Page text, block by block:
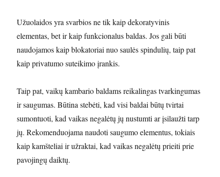
Užuolaidos yra svarbios ne tik kaip dekoratyvinis
elementas, bet ir kaip funkcionalus baldas. Jos gali būti
naudojamos kaip blokatoriai nuo saulės spindulių, taip pat
kaip privatumo suteikimo įrankis.
Taip pat, vaikų kambario baldams reikalingas tvarkingumas
ir saugumas. Būtina stebėti, kad visi baldai būtų tvirtai
sumontuoti, kad vaikas negalėtų jų nustumti ar įsilaužti tarp
jų. Rekomenduojama naudoti saugumo elementus, tokiais
kaip kamšteliai ir užraktai, kad vaikas negalėtų prieiti prie
pavojingų daiktų.